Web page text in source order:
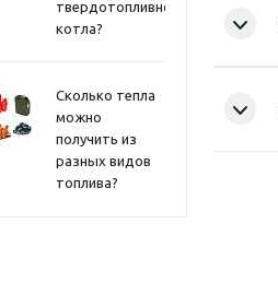
твердотопливного
котла?
Сколько тепла
можно
получить из
разных видов
топлива?